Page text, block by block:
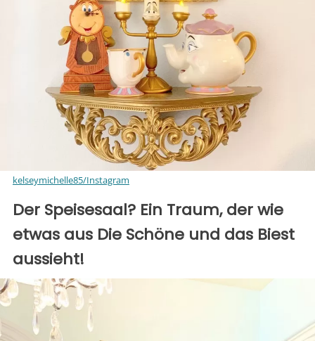
kelseymichelle85/Instagram
Der Speisesaal? Ein Traum, der wie
etwas aus Die Schöne und das Biest
aussieht!